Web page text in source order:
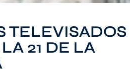
TELEVISADOS
21 DE LA